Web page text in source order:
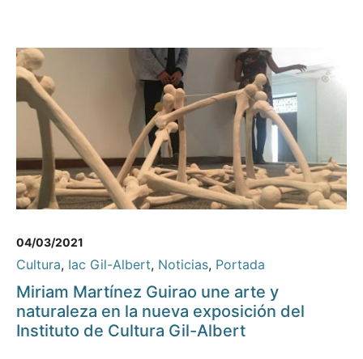
04/03/2021
Cultura, Iac Gil-Albert, Noticias, Portada
Miriam Martínez Guirao une arte y
naturaleza en la nueva exposición del
Instituto de Cultura Gil-Albert